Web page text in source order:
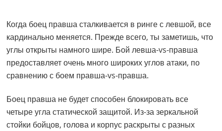
Когда боец правша сталкивается в ринге с левшой, все
кардинально меняется. Прежде всего, ты заметишь, что
углы открыты намного шире. Бой левша-vs-правша
предоставляет очень много широких углов атаки, по
сравнению с боем правша-vs-правша.
Боец правша не будет способен блокировать все
четыре угла статической защитой. Из-за зеркальной
стойки бойцов, голова и корпус раскрыты с разных